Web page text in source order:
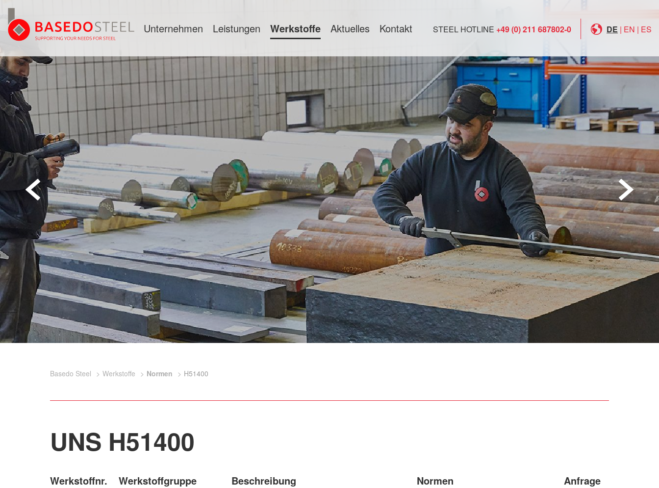
Unternehmen Leistungen Werkstoffe Aktuelles Kontakt STEEL HOTLINE +49 (0) 211 687802-0 DE | EN | ES
Basedo Steel Werkstoffe Normen H51400
UNS H51400
Werkstoffnr. Werkstoffgruppe Beschreibung Normen Anfrage